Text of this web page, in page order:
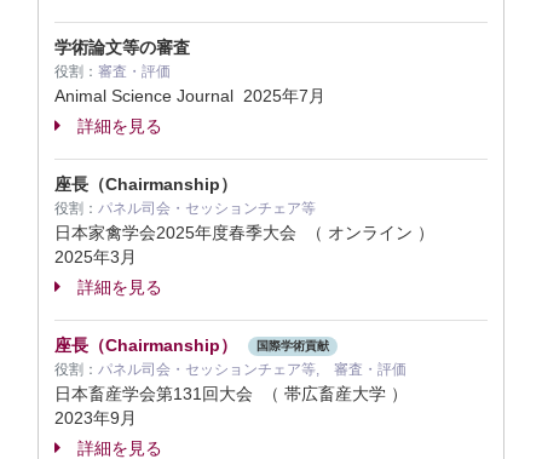
学術論文等の審査
役割： 審査・評価
Animal Science Journal 2025年7月
詳細を見る
座長（Chairmanship）
役割： パネル司会・セッションチェア等
日本家禽学会2025年度春季大会 （ オンライン ）
2025年3月
詳細を見る
座長（Chairmanship） 国際学術貢献
役割： パネル司会・セッションチェア等, 審査・評価
日本畜産学会第131回大会 （ 帯広畜産大学 ）
2023年9月
詳細を見る